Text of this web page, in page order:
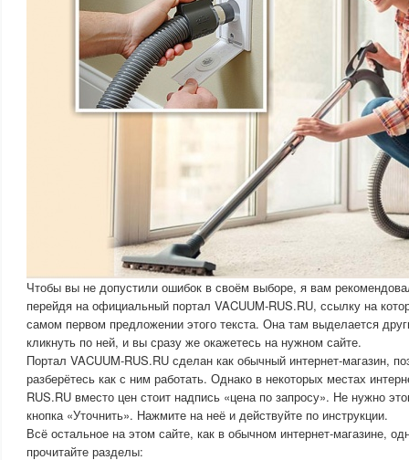
Чтобы вы не допустили ошибок в своём выборе, я вам
перейдя на официальный портал VACUUM-RUS.RU, ссылку на
самом первом предложении этого текста. Она там выделается
кликнуть по ней, и вы сразу же окажетесь на нужном сайте.
Портал VACUUM-RUS.RU сделан как обычный интернет-магазин,
разберётесь как с ним работать. Однако в некоторых местах
RUS.RU вместо цен стоит надпись «цена по запросу». Не нужно
кнопка «Уточнить». Нажмите на неё и действуйте по инструкции.
Всё остальное на этом сайте, как в обычном интернет-магазине,
прочитайте разделы: